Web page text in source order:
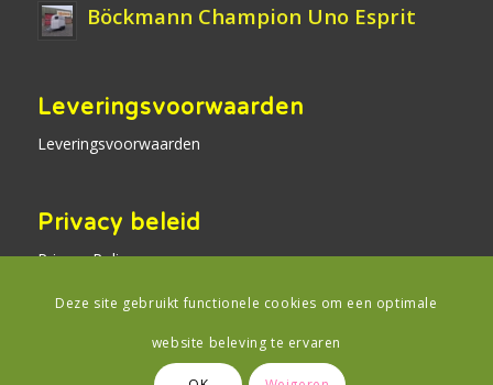
Böckmann Champion Uno Esprit
Leveringsvoorwaarden
Leveringsvoorwaarden
Privacy beleid
Privacy Policy
Deze site gebruikt functionele cookies om een optimale
website beleving te ervaren